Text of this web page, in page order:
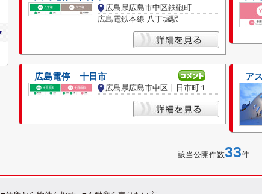
広島県広島市中区鉄砲町
広島電鉄本線 八丁堀駅
広島電停 十日市
広島県広島市中区十日市町１丁目
ア
該当公開件数33件